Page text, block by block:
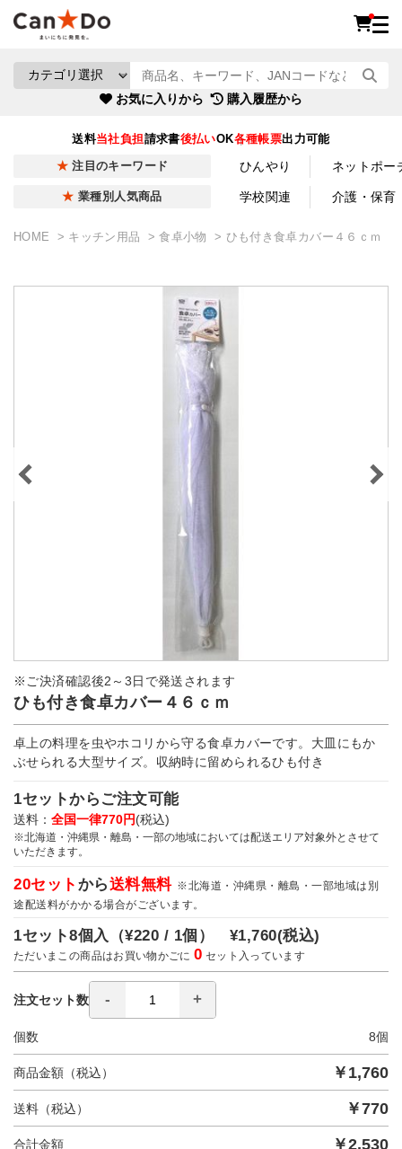
お気に入りから 購入履歴から
送料当社負担請求書後払いOK各種帳票出力可能
注目のキーワード ひんやり ネットポー
業種別人気商品 学校関連 介護・保育
HOME キッチン用品 食卓小物 ひも付き食卓カバー４６ｃｍ
※ご決済確認後2～3日で発送されます
ひも付き食卓カバー４６ｃｍ
卓上の料理を虫やホコリから守る食卓カバーです。大皿にもか
ぶせられる大型サイズ。収納時に留められるひも付き
1セットからご注文可能
送料： 全国一律770円(税込)
※北海道・沖縄県・離島・一部の地域においては配送エリア対象外とさせて
いただきます。
20セット から送料無料 ※北海道・沖縄県・離島・一部地域は別
途配送料がかかる場合がございます。
1セット8個入（¥220 / 1個） ¥1,760(税込)
ただいまこの商品はお買い物かごに0 セット入っています
注文セット数
個数 8個
商品金額（税込） ￥ 1,760
送料（税込） ￥770
合計金額 ￥2,530